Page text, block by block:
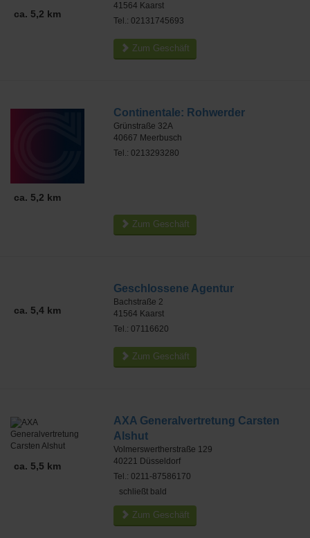
ca. 5,2 km
41564 Kaarst
Tel.: 02131745693
Zum Geschäft
ca. 5,2 km
Continentale: Rohwerder
Grünstraße 32A
40667 Meerbusch
Tel.: 0213293280
Zum Geschäft
ca. 5,4 km
Geschlossene Agentur
Bachstraße 2
41564 Kaarst
Tel.: 07116620
Zum Geschäft
ca. 5,5 km
AXA Generalvertretung Carsten
Alshut
Volmerswertherstraße 129
40221 Düsseldorf
Tel.: 0211-87586170
schließt bald
Zum Geschäft